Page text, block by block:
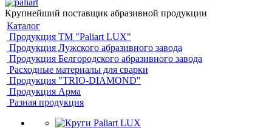
Крупнейший поставщик абразивной продукции
Каталог
Продукция ТМ "Paliart LUX"
Продукция Лужского абразивного завода
Продукция Белгородского абразивного завода
Расходные материалы для сварки
Продукция "TRIO-DIAMOND"
Продукция Арма
Разная продукция